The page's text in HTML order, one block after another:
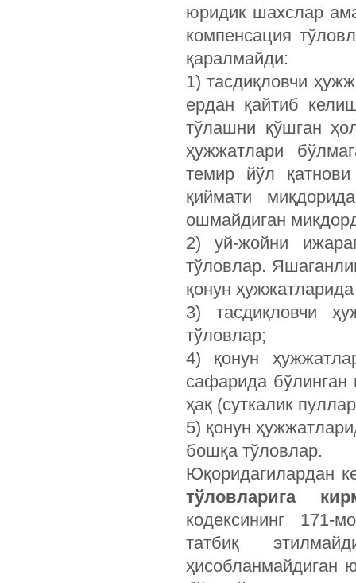
юридик шахслар
компенсация
қаралмайди:
1) тасдиқловчи
ердан қайтиб
тўлашни қўшган
ҳужжатлари
темир йўл
қиймати
ошмайдиган
2) уй-жойни
тўловлар.
қонун
3) тасдиқловчи
тўловлар;
4) қонун
сафарида бўлинган
ҳақ (суткалик
5) қонун
бошқа тўловлар.
Юқоридагилардан
тўловларига
кодексининг 171-
татбиқ
ҳисобланмайдиган